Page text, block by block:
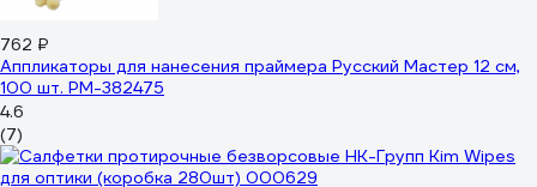
762 ₽
Аппликаторы для нанесения праймера Русский Мастер 12 см,
100 шт. РМ-382475
4.6
(7)